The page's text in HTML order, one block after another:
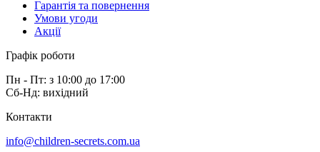
Гарантія та повернення
Умови угоди
Акції
Графік роботи
Пн - Пт: з 10:00 до 17:00
Сб-Нд: вихідний
Контакти
info@children-secrets.com.ua